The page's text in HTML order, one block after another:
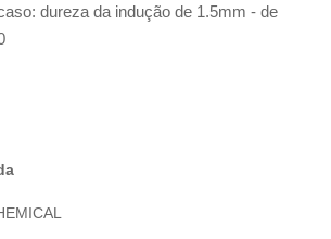
dureza da indução de 1.5mm - de